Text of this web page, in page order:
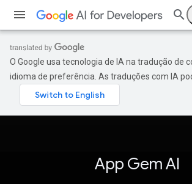
O Google usa tecnologia de IA na tradução de
idioma de preferência. As traduções com IA
App Gem AI